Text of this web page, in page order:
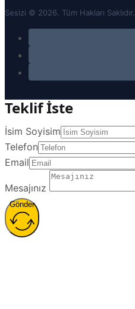
Sesizi © 2026. Tüm Hakları Saklıdır.
Teklif İste
İsim Soyisim
Telefon
Email
Mesajınız
Gönder